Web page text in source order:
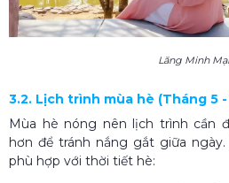
Lăng Minh
3.2. Lịch trình mùa hè (Tháng 5
Mùa hè nóng nên lịch trình cần
hơn để tránh nắng gắt giữa
phù hợp với thời tiết hè: